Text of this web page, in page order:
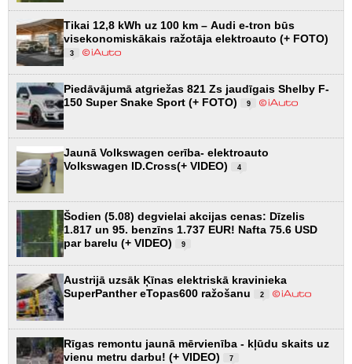
Tikai 12,8 kWh uz 100 km – Audi e-tron būs
visekonomiskākais ražotāja elektroauto (+ FOTO)
3
Piedāvājumā atgriežas 821 Zs jaudīgais Shelby F-
150 Super Snake Sport (+ FOTO)
9
Jaunā Volkswagen cerība- elektroauto
Volkswagen ID.Cross(+ VIDEO)
4
Šodien (5.08) degvielai akcijas cenas: Dīzelis
1.817 un 95. benzīns 1.737 EUR! Nafta 75.6 USD
par barelu (+ VIDEO)
9
Austrijā uzsāk Ķīnas elektriskā kravinieka
SuperPanther eTopas600 ražošanu
2
Rīgas remontu jaunā mērvienība - kļūdu skaits uz
vienu metru darbu! (+ VIDEO)
7